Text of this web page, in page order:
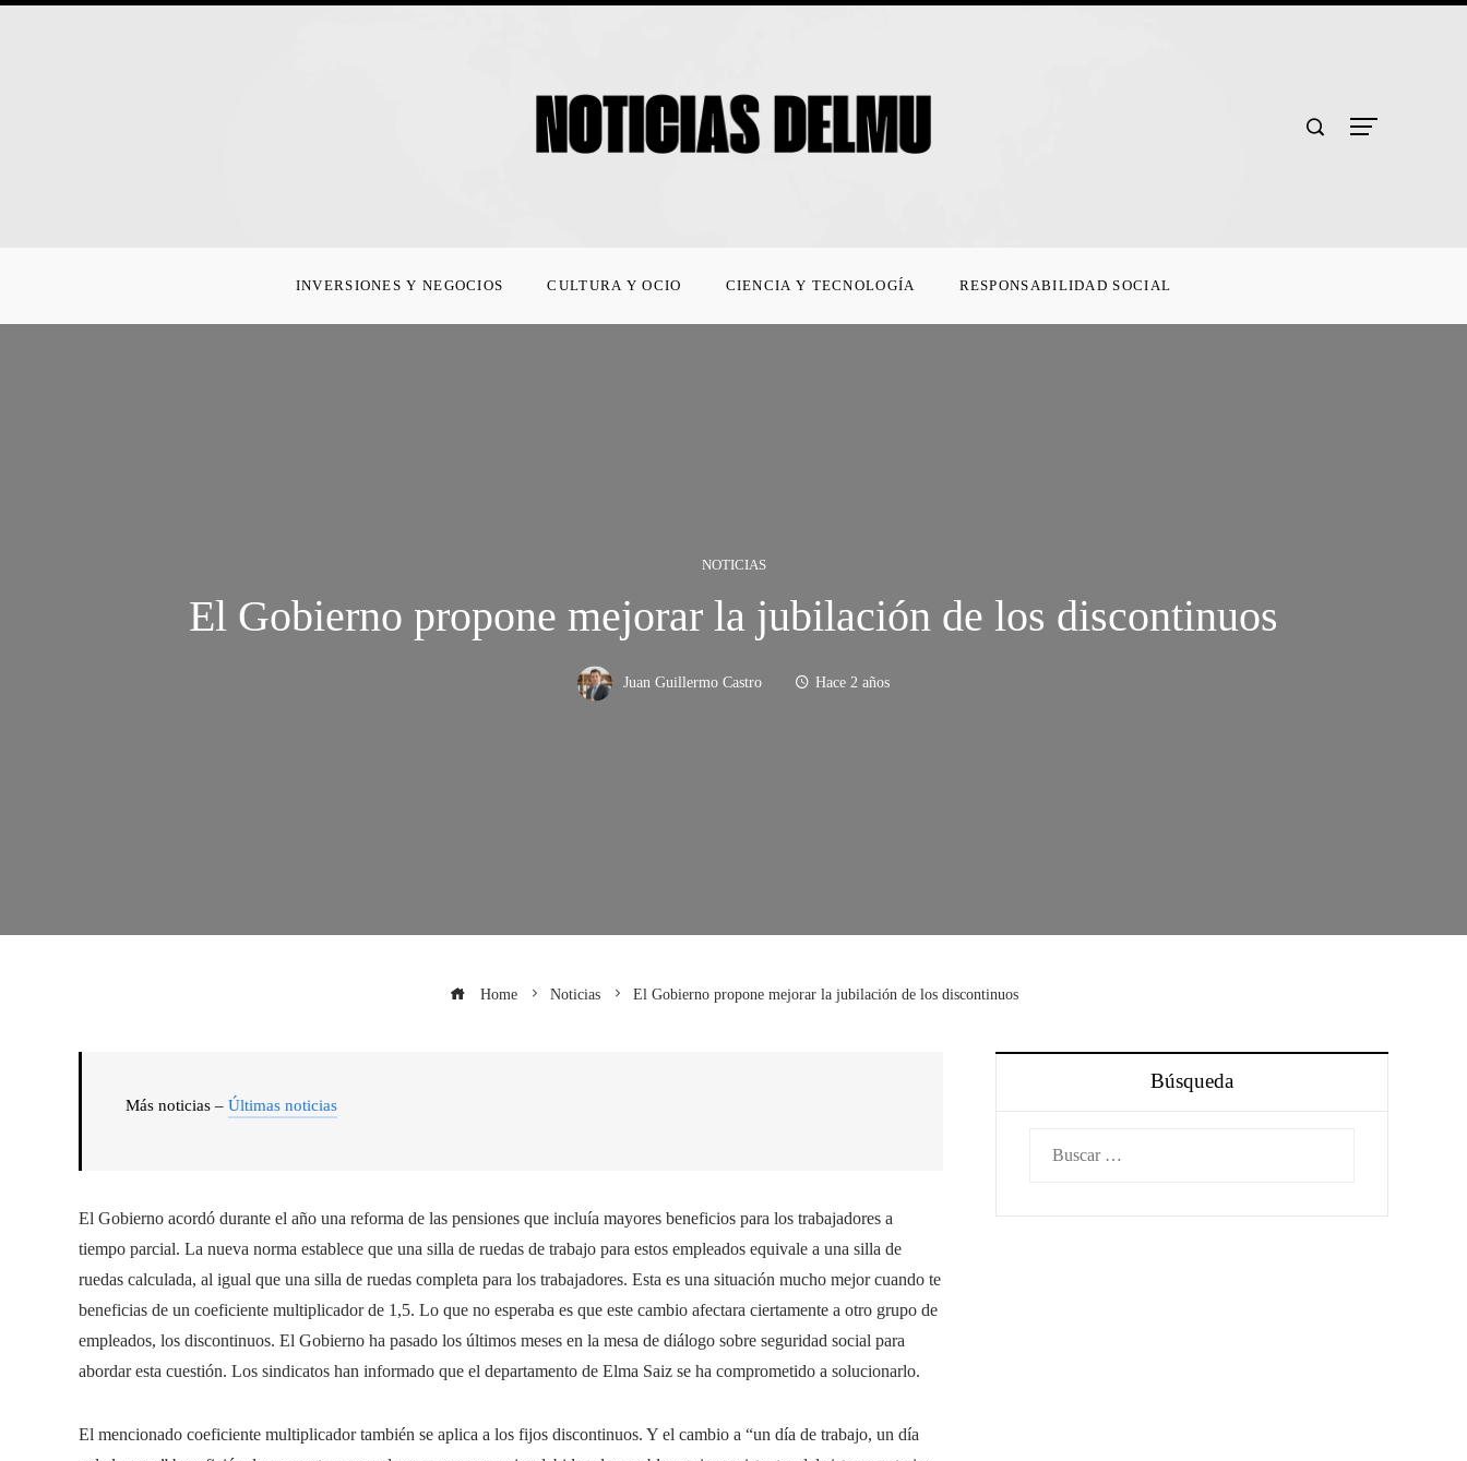
INVERSIONES Y NEGOCIOS CULTURA Y OCIO CIENCIA Y TECNOLOGÍA RESPONSABILIDAD SOCIAL
NOTICIAS
El Gobierno propone mejorar la jubilación de los discontinuos
Juan Guillermo Castro Hace 2 años
Home Noticias El Gobierno propone mejorar la jubilación de los discontinuos
Más noticias – Últimas noticias
El Gobierno acordó durante el año una reforma de las pensiones que incluía mayores beneficios para los trabajadores a
tiempo parcial. La nueva norma establece que una silla de ruedas de trabajo para estos empleados equivale a una silla de
ruedas calculada, al igual que una silla de ruedas completa para los trabajadores. Esta es una situación mucho mejor cuando te
beneficias de un coeficiente multiplicador de 1,5. Lo que no esperaba es que este cambio afectara ciertamente a otro grupo de
empleados, los discontinuos. El Gobierno ha pasado los últimos meses en la mesa de diálogo sobre seguridad social para
abordar esta cuestión. Los sindicatos han informado que el departamento de Elma Saiz se ha comprometido a solucionarlo.
El mencionado coeficiente multiplicador también se aplica a los fijos discontinuos. Y el cambio a “un día de trabajo, un día
Búsqueda